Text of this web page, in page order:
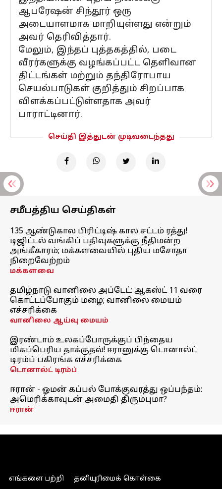
ஆபரேஷன் சிந்தூர் ஒரு
அடையாளமாக மாறியுள்ளது என்றும்
அவர் தெரிவித்தார்.
மேலும், இந்தப் புத்தகத்தில், படை
வீரர்களுக்கு வழங்கப்பட்ட தெளிவான
திட்டங்கள் மற்றும் தந்திரோபாய
செயல்பாடுகள் குறித்தும் சிறப்பாக
விளக்கப்பட்டுள்ளதாக அவர்
பாராட்டினார்.
செய்தி இத்துடன் முடிவடைந்தது
சமீபத்திய செய்திகள்
135 ஆண்டுகால பிரிட்டிஷ் கால சட்டம் ரத்து!
டிஜிட்டல் வங்கிப் பதிவுகளுக்கு நீதிமன்ற
அங்கீகாரம்; மக்களவையில் புதிய மசோதா
நிறைவேற்றம்
மக்களவை
தமிழ்நாடு வானிலை அப்டேட்: ஆகஸ்ட் 11 வரை
கொட்டப்போகும் மழை; வானிலை மையம்
எச்சரிக்கை
வானிலை ஆய்வு மையம்
இரண்டாம் உலகப்போருக்குப் பிந்தைய
மிகப்பெரிய தாக்குதல்! ஈரானுக்கு டொனால்ட்
டிரம்ப் பகிரங்க எச்சரிக்கை
டொனால்ட் டிரம்ப்
ஈரான் - ஓமன் கப்பல் போக்குவரத்து ஒப்பந்தம்:
அமெரிக்காவுடன் அமைதி திரும்புமா?
ஈரான்
எங்களை பற்றி தனியுரிமைக் கொள்கை